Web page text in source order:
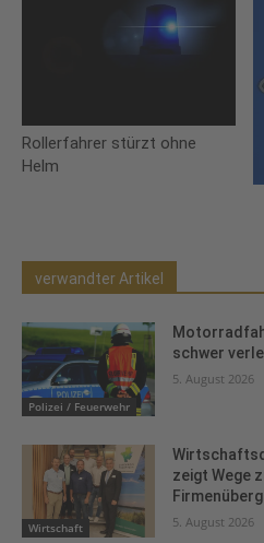
Rollerfahrer stürzt ohne
Helm
verwandter Artikel
Polizei / Feuerwehr
schwer
5. August 2026
Wirtschaft
zeigt Wege
5. August 2026